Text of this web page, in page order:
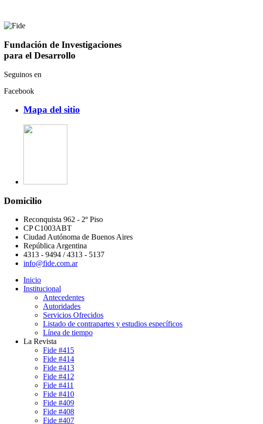
Fundación de Investigaciones
para el Desarrollo
Seguinos en
Facebook
Mapa del sitio
Domicilio
Reconquista 962 - 2º Piso
CP C1003ABT
Ciudad Autónoma de Buenos Aires
República Argentina
4313 - 9494 / 4313 - 5137
info@fide.com.ar
Inicio
Institucional
Antecedentes
Autoridades
Servicios Ofrecidos
Listado de contrapartes y estudios específicos
Línea de tiempo
La Revista
Fide #415
Fide #414
Fide #413
Fide #412
Fide #411
Fide #410
Fide #409
Fide #408
Fide #407